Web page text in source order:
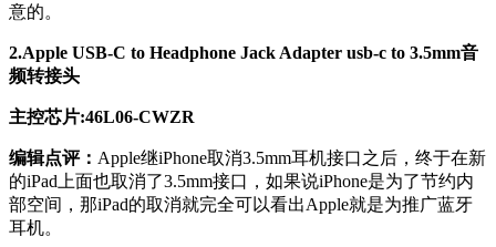
意的。
2.Apple USB-C to Headphone Jack Adapter usb-c to 3.5mm音
频转接头
主控芯片:46L06-CWZR
编辑点评： Apple继iPhone取消3.5mm耳机接口之后，终于在新
的iPad上面也取消了3.5mm接口，如果说iPhone是为了节约内
部空间，那iPad的取消就完全可以看出Apple就是为推广蓝牙
耳机。